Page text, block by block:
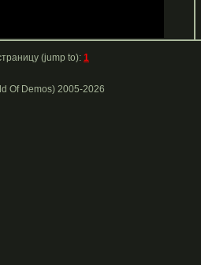
(jump to): 1
Of Demos) 2005-2026